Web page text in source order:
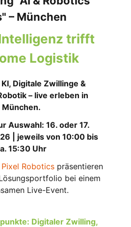
– München
trifft
Logistik
Digitale Zwillinge &
– live erleben in
München.
Auswahl: 16. oder 17.
| jeweils von 10:00 bis
15:30 Uhr
Pixel Roboticspräsentieren
bei einem
Live-Event.
Digitaler Zwilling,